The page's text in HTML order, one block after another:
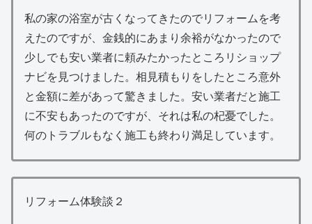
私の家の浴室が古くなってきたのでリフォームを考
えたのですが、金銭的にあまり余裕がなかったので
少しでも安い業者に頼みたかったところリショップ
ナビを見つけました。相見積もりをしたところ意外
と金額に差があって驚きました。安い業者だと施工
に不安もあったのですが、それは私の杞憂でした。
何のトラブルもなく施工も終わり満足しています。
リフォーム体験談２